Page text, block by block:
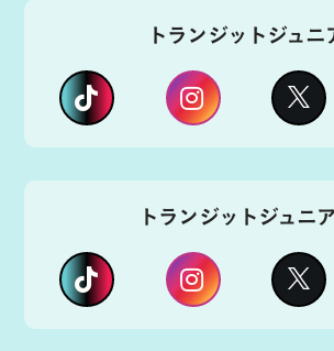
トランジットジュニ
トランジットジュニ